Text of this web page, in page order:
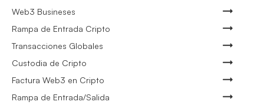
Web3 Busineses
Rampa de Entrada Cripto
Transacciones Globales
Custodia de Cripto
Factura Web3 en Cripto
Rampa de Entrada/Salida